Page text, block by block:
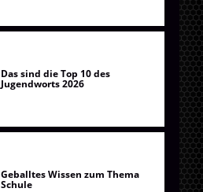
Das sind die Top 10 des
Jugendworts 2026
Geballtes Wissen zum Thema
Schule